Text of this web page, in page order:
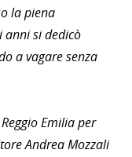
la piena
anni si dedicò
a vagare senza
Emilia per
Andrea Mozzali